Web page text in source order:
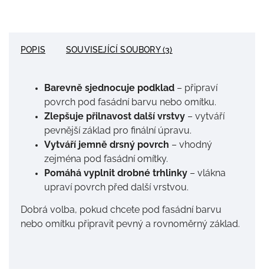
POPIS SOUVISEJÍCÍ SOUBORY (3)
Barevně sjednocuje podklad – připraví
povrch pod fasádní barvu nebo omítku.
Zlepšuje přilnavost další vrstvy – vytváří
pevnější základ pro finální úpravu.
Vytváří jemně drsný povrch – vhodný
zejména pod fasádní omítky.
Pomáhá vyplnit drobné trhlinky – vlákna
upraví povrch před další vrstvou.
Dobrá volba, pokud chcete pod fasádní barvu
nebo omítku připravit pevný a rovnoměrný základ.